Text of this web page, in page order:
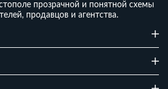
участкe 6 cот. у моря
прозрачной и понятной схемы
продавцов и агентства.